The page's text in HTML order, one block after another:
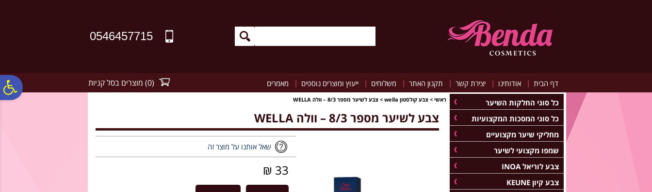
0546457715
דף הבית | אודותינו | יצירת קשר | תקנון האתר | משלוחים | ייעוץ ומוצרים נוספים | מאמרים (
0
) מוצרים בסל קניות
ראשי > צבע קולסטון wella > צבע לשיער מספר 8/3 – וולה WELLA
צבע לשיער מספר 8/3 – וולה WELLA
שאל אותנו על מוצר זה
33 ₪
כל סוגי החלקות השיער
כל סוגי המסכות המקצועיות
מחליקי שיער מקצועיים
שמפו מקצועי לשיער
צבע לוריאל INOA
צבע קיון KEUNE